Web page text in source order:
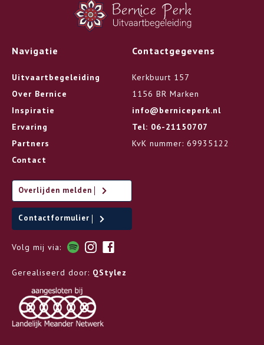
Navigatie
Uitvaartbegeleiding
Over Bernice
Inspiratie
Ervaring
Partners
Contact
Contactgegevens
Kerkbuurt 157
1156 BR Marken
info@berniceperk.nl
Tel: 06-21150707
KvK nummer: 69935122
Overlijden melden
Contactformulier
Volg mij via:
Gerealiseerd door: QStylez